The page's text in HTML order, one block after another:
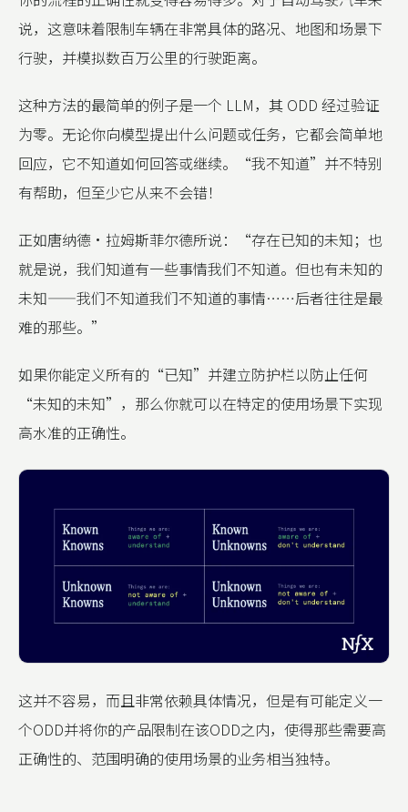
说，这意味着限制车辆在非常具体的路况、地图和场景下
行驶，并模拟数百万公里的行驶距离。
这种方法的最简单的例子是一个 LLM，其 ODD 经过验证
为零。无论你向模型提出什么问题或任务，它都会简单地
回应，它不知道如何回答或继续。“我不知道”并不特别
有帮助，但至少它从来不会错！
正如唐纳德·拉姆斯菲尔德所说：“存在已知的未知；也
就是说，我们知道有一些事情我们不知道。但也有未知的
未知——我们不知道我们不知道的事情……后者往往是最
难的那些。”
如果你能定义所有的“已知”并建立防护栏以防止任何
“未知的未知”，那么你就可以在特定的使用场景下实现
高水准的正确性。
这并不容易，而且非常依赖具体情况，但是有可能定义一
个ODD并将你的产品限制在该ODD之内，使得那些需要高
正确性的、范围明确的使用场景的业务相当独特。